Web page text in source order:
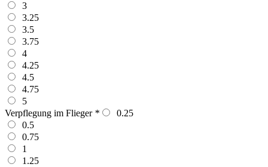
3
3.25
3.5
3.75
4
4.25
4.5
4.75
5
Verpflegung im Flieger *
0.25
0.5
0.75
1
1.25